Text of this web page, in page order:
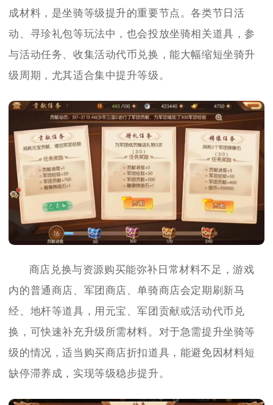
成材料，是坐骑等级提升的重要节点。各类节日活
动、寻珍礼包等玩法中，也会投放坐骑相关道具，参
与活动任务、收集活动代币兑换，能大幅缩短坐骑升
级周期，尤其适合集中提升等级。
商店兑换与资源购买能弥补日常材料不足，游戏
内的普通商店、军团商店、单骑商店会定期刷新马
经、地杆等道具，用元宝、军团贡献或活动代币兑
换，可快速补充升级所需材料。对于急需提升坐骑等
级的情况，适当购买商店折扣道具，能避免因材料短
缺停滞养成，实现等级稳步提升。